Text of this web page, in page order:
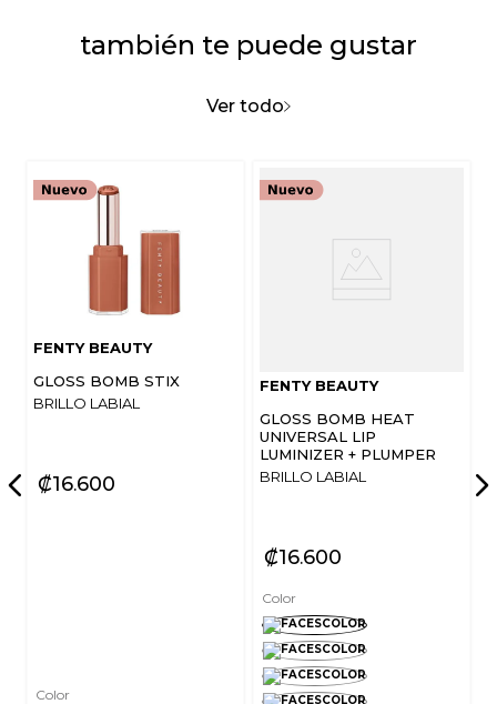
también te puede gustar
Ver todo
FENTY BEAUTY
GLOSS BOMB STIX
BRILLO LABIAL
₡16600
Color
FENTY BEAUTY
GLOSS BOMB HEAT
UNIVERSAL LIP
LUMINIZER + PLUMPER
BRILLO LABIAL
₡16600
Color